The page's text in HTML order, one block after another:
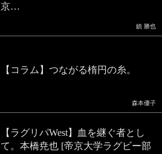
京…
鎮 勝也
【コラム】つながる楕円の糸。
森本優子
【ラグリパWest】血を継ぐ者とし
て。本橋尭也 [帝京大学ラグビー部